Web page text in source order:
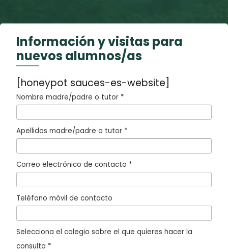
Información y visitas para
nuevos alumnos/as
[honeypot sauces-es-website]
Nombre madre/padre o tutor *
Apellidos madre/padre o tutor *
Correo electrónico de contacto *
Teléfono móvil de contacto
Selecciona el colegio sobre el que quieres hacer la
consulta *